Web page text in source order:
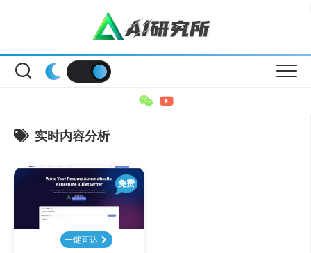
实时内容分析
免费
一键直达